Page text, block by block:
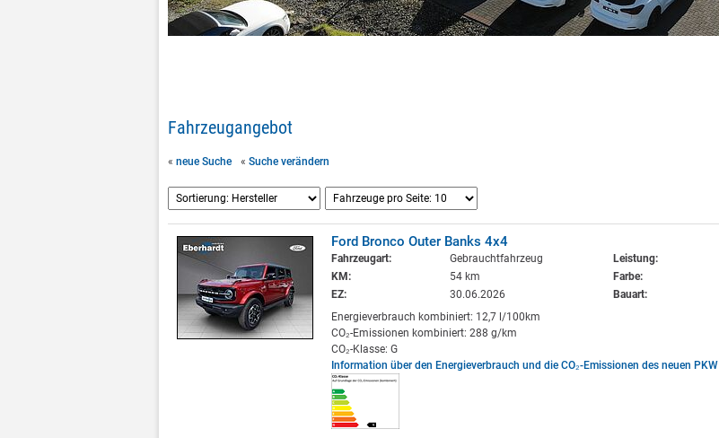
Fahrzeugangebot
« neue Suche « Suche verändern
Ford Bronco Outer Banks 4x4
Fahrzeugart:
Gebrauchtfahrzeug
KM:
54 km
EZ:
30.06.2026
Leistung:
Farbe:
Bauart:
Energieverbrauch kombiniert: 12,7 l/100km
CO₂-Emissionen kombiniert: 288 g/km
CO₂-Klasse: G
Information über den Energieverbrauch und die CO₂-Emissionen des neuen PKW